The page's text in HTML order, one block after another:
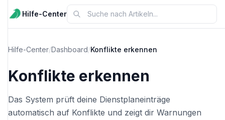
Hilfe-Center
Hilfe-Center/Dashboard/Konflikte erkennen
Konflikte erkennen
Das System prüft deine Dienstplaneinträge
automatisch auf Konflikte und zeigt dir Warnungen